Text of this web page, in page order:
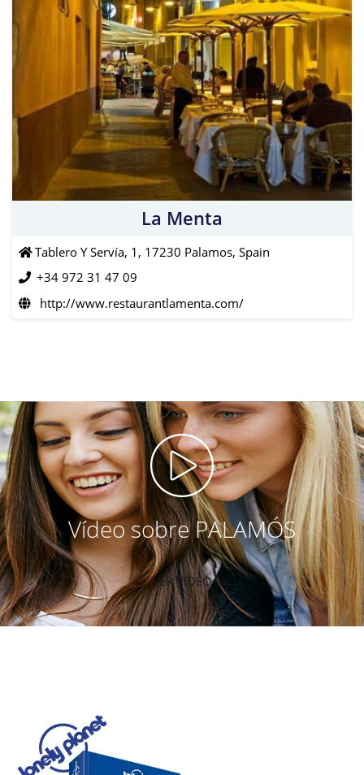
La Menta
Tablero Y Servía, 1, 17230 Palamos, Spain
+34 972 31 47 09
http://www.restaurantlamenta.com/
Vídeo sobre PALAMÓS
VER VIDEO